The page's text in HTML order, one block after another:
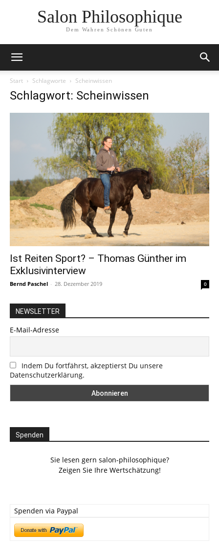
Salon Philosophique
Dem Wahren Schönen Guten
Start Schlagworte Scheinwissen
Schlagwort: Scheinwissen
Ist Reiten Sport? – Thomas Günther im
Exklusivinterview
Bernd Paschel - 28. Dezember 2019 0
NEWSLETTER
E-Mail-Adresse
Indem Du fortfährst, akzeptierst Du unsere
Datenschutzerklärung.
Spenden
Sie lesen gern salon-philosophique?
Zeigen Sie Ihre Wertschätzung!
Spenden via Paypal